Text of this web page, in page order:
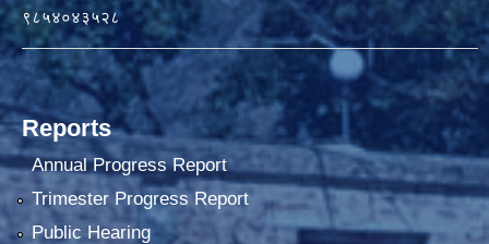
९८५४०४३५२८
Reports
Annual Progress Report
Trimester Progress Report
Public Hearing